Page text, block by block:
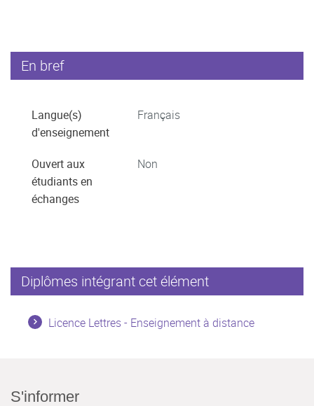
En bref
Langue(s)
d'enseignement
Français
Ouvert aux
étudiants en
échanges
Non
Diplômes intégrant cet élément
Licence Lettres - Enseignement à distance
S'informer